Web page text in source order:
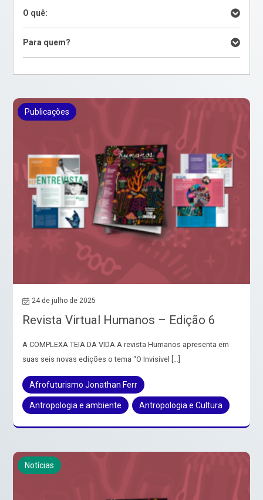
O quê:
Para quem?
Publicações
24 de julho de 2025
Revista Virtual Humanos – Edição 6
A COMPLEXA TEIA DA VIDA A revista Humanos apresenta em
suas seis novas edições o tema “O Invisível […]
Afrofuturismo Jonathan Ferr
Antropologia e ambiente Antropologia e Cultura
Notícias